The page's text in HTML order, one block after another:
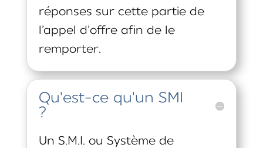
réponses sur cette partie de
l’appel d’offre afin de le
remporter.
Qu'est-ce qu'un SMI
?
Un S.M.I. ou Système de